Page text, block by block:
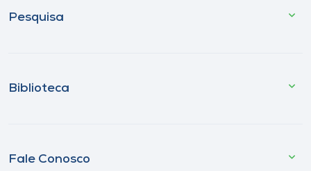
Pesquisa
Biblioteca
Fale Conosco